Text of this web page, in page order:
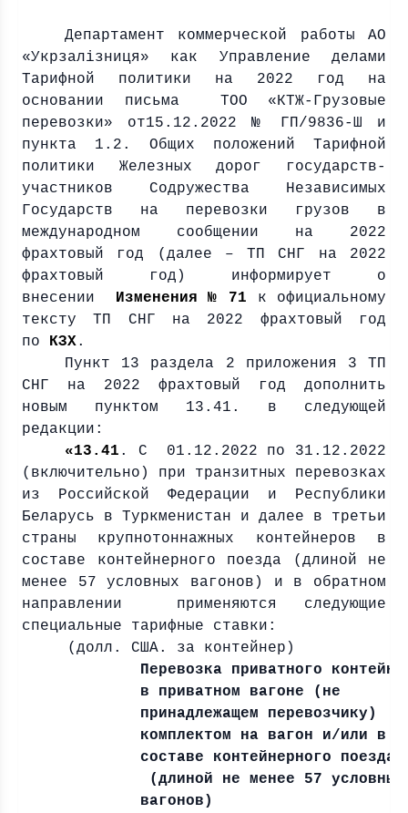
Департамент коммерческой работы АО
«Укрзалізниця» как Управление делами
Тарифной политики на 2022 год на
основании письма ТОО «КТЖ-Грузовые
перевозки» от15.12.2022 № ГП/9836-Ш и
пункта 1.2. Общих положений Тарифной
политики Железных дорог государств-
участников Содружества Независимых
Государств на перевозки грузов в
международном сообщении на 2022
фрахтовый год (далее – ТП СНГ на 2022
фрахтовый год) информирует о
внесении Изменения № 71 к официальному
тексту ТП СНГ на 2022 фрахтовый год
по КЗХ.
Пункт 13 раздела 2 приложения 3 ТП
СНГ на 2022 фрахтовый год дополнить
новым пунктом 13.41. в следующей
редакции:
«13.41 . С 01.12.2022 по 31.12.2022
(включительно) при транзитных перевозках
из Российской Федерации и Республики
Беларусь в Туркменистан и далее в третьи
страны крупнотоннажных контейнеров в
составе контейнерного поезда (длиной не
менее 57 условных вагонов) и в обратном
направлении применяются следующие
специальные тарифные ставки:
(долл. США. за контейнер)
Перевозка приватного
в приватном вагоне (не
принадлежащем перевозчику)
комплектом на вагон и/или в
составе контейнерного поезда
(длиной не менее 57 условных
вагонов)